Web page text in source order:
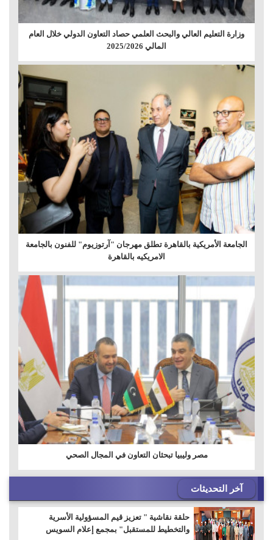
وزارة التعليم العالي والبحث العلمي حصاد التعاون الدولي خلال العام
المالي 2025/2026
الجامعة الأمريكية بالقاهرة تطلق مهرجان "آرتوزيوم" للفنون بالجامعة
الامريكيه بالقاهرة
مصر وليبيا تبحثان التعاون في المجال الصحي
آخر التحديثات
حلقة نقاشية " تعزيز قيم المسؤولية الأسرية
والتخطيط للمستقبل" بمجمع إعلام السويس